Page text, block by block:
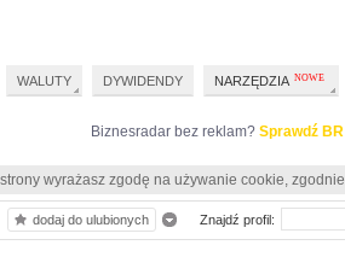
Biznesradar bez reklam? Sprawdź
wyrażasz zgodę na używanie cookie,
dodaj do ulubionych Znajdź profil:
WALUTY DYWIDENDY NARZĘDZIA